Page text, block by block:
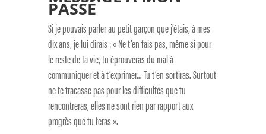
PASSÉ
Si je pouvais parler au petit garçon que j’étais, à mes
dix ans, je lui dirais : « Ne t’en fais pas, même si pour
le reste de ta vie, tu éprouveras du mal à
communiquer et à t’exprimer… Tu t’en sortiras. Surtout
ne te tracasse pas pour les difficultés que tu
rencontreras, elles ne sont rien par rapport aux
progrès que tu feras ».